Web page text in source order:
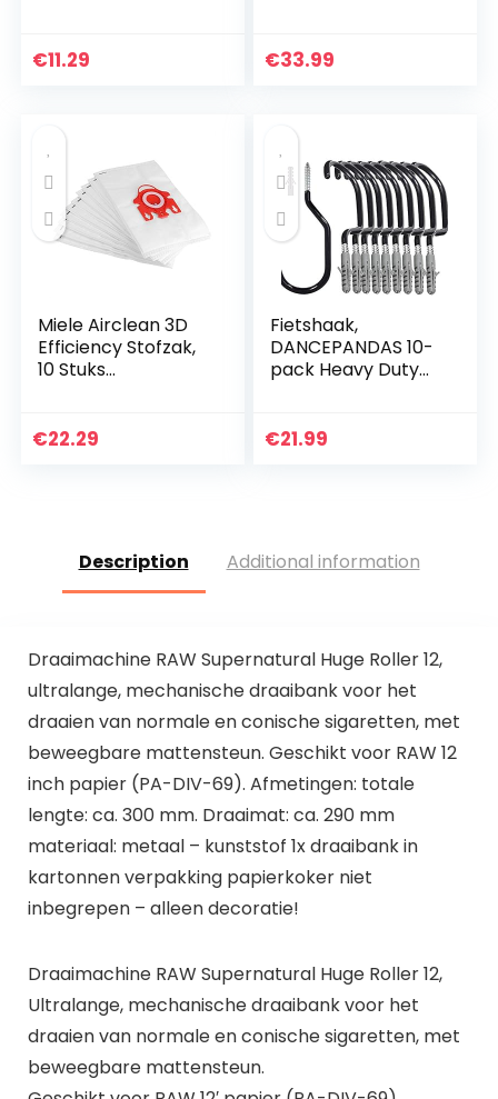
Demper Buffers
€11.29
met Jigger|
€33.99
Miele Airclean 3D
Efficiency Stofzak,
10 Stuks
Stoffilterzakken
€22.29
Fietshaak,
DANCEPANDAS 10-
pack Heavy Duty
past op alle
€21.99
Description Additional information
Draaimachine RAW Supernatural Huge Roller 12,
ultralange, mechanische draaibank voor het
draaien van normale en conische sigaretten, met
beweegbare mattensteun. Geschikt voor RAW 12
inch papier (PA-DIV-69). Afmetingen: totale
lengte: ca. 300 mm. Draaimat: ca. 290 mm
materiaal: metaal – kunststof 1x draaibank in
kartonnen verpakking papierkoker niet
inbegrepen – alleen decoratie!
Draaimachine RAW Supernatural Huge Roller 12,
Ultralange, mechanische draaibank voor het
draaien van normale en conische sigaretten, met
beweegbare mattensteun.